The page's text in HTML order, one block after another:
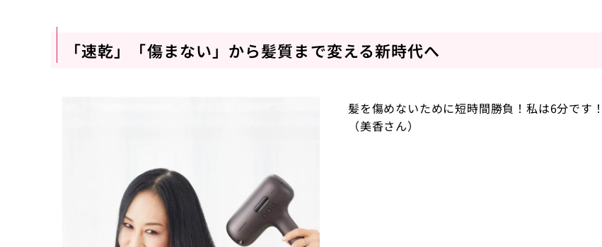
「速乾」「傷まない」から髪質まで変える新時代へ
髪を傷めないために短時間勝負！私は6分です！
（美香さん）